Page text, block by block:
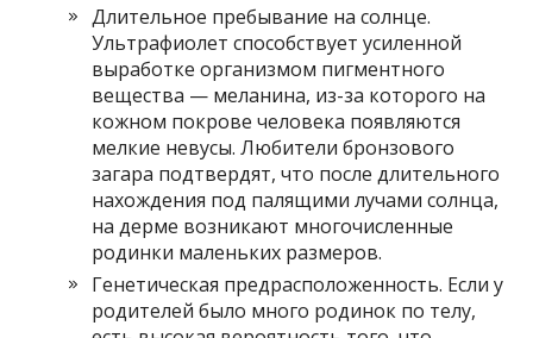
Длительное пребывание на солнце.
Ультрафиолет способствует усиленной
выработке организмом пигментного
вещества — меланина, из-за которого на
кожном покрове человека появляются
мелкие невусы. Любители бронзового
загара подтвердят, что после длительного
нахождения под палящими лучами солнца,
на дерме возникают многочисленные
родинки маленьких размеров.
Генетическая предрасположенность. Если у
родителей было много родинок по телу,